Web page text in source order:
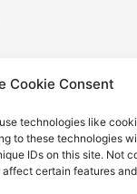
Cookie Consent
technologies like
to these technologies
IDs on this site. Not
certain features